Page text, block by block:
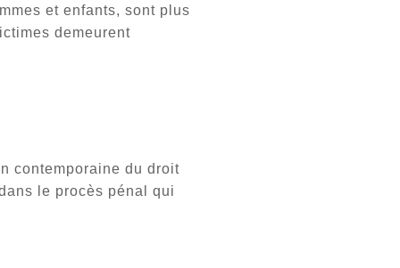
et enfants, sont plus
demeurent
contemporaine du droit
le procès pénal qui